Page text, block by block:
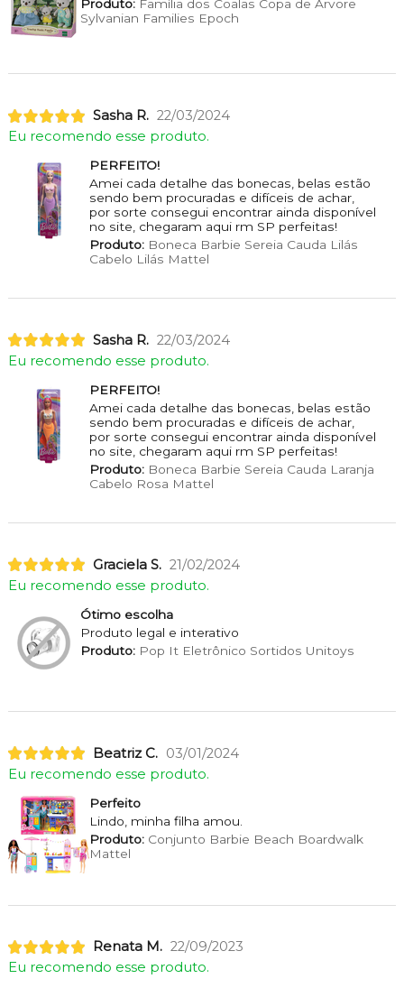
Produto:Família dos Coalas Copa de Árvore
Sylvanian Families Epoch
Sasha R. 22/03/2024
Eu recomendo esse produto.
PERFEITO!
Amei cada detalhe das bonecas, belas estão
sendo bem procuradas e difíceis de achar,
por sorte consegui encontrar ainda disponível
no site, chegaram aqui rm SP perfeitas!
Produto:Boneca Barbie Sereia Cauda Lilás
Cabelo Lilás Mattel
Sasha R. 22/03/2024
Eu recomendo esse produto.
PERFEITO!
Amei cada detalhe das bonecas, belas estão
sendo bem procuradas e difíceis de achar,
por sorte consegui encontrar ainda disponível
no site, chegaram aqui rm SP perfeitas!
Produto:Boneca Barbie Sereia Cauda Laranja
Cabelo Rosa Mattel
Graciela S. 21/02/2024
Eu recomendo esse produto.
Ótimo escolha
Produto legal e interativo
Produto:Pop It Eletrônico Sortidos Unitoys
Beatriz C. 03/01/2024
Eu recomendo esse produto.
Perfeito
Lindo, minha filha amou.
Produto:Conjunto Barbie Beach Boardwalk
Mattel
Renata M. 22/09/2023
Eu recomendo esse produto.